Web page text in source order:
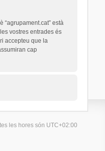
està
vostres entrades és
accepteu que la
cap
les hores són UTC+02:00